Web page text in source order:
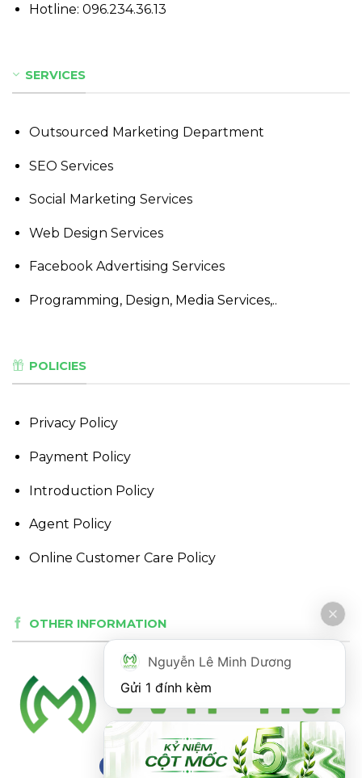
Hotline: 096.234.36.13
SERVICES
Outsourced Marketing Department
SEO Services
Social Marketing Services
Web Design Services
Facebook Advertising Services
Programming, Design, Media Services,..
POLICIES
Privacy Policy
Payment Policy
Introduction Policy
Agent Policy
Online Customer Care Policy
OTHER INFORMATION
Nguyễn Lê Minh Dương
Gửi 1 đính kèm